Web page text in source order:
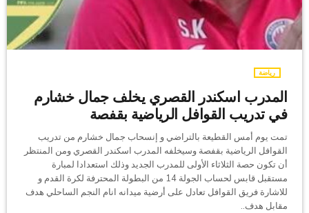
رياضة
المدرب اسكندر القصري يخلف جمال خشارم
في تدريب القوافل الرياضية بقفصة
تمت يوم أمس القطيعة بالتراضي و إنسحاب جمال خشارم من تدريب
القوافل الرياضية بقفصة وسيخلفه المدرب اسكندر القصري ومن المنتظر
أن تكون حصة الثلاثاء الأولى للمدرب الجديد وذلك استعدادا لمبارة
مستقبل قابس لحساب الجولة 14 من البطولة المحترفة لكرة القدم و
للاشارة فريق القوافل تعادل على أرضية ميدانه انام النجم الساحلي هدف
مقابل هدف..